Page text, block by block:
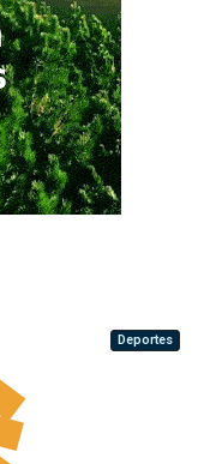
Deportes